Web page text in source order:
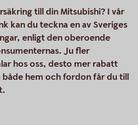
till din Mitsubishi? I vår
kan du teckna en av Sveriges
enligt den oberoende
Ju fler
hos oss, desto mer rabatt
både hem och fordon får du till